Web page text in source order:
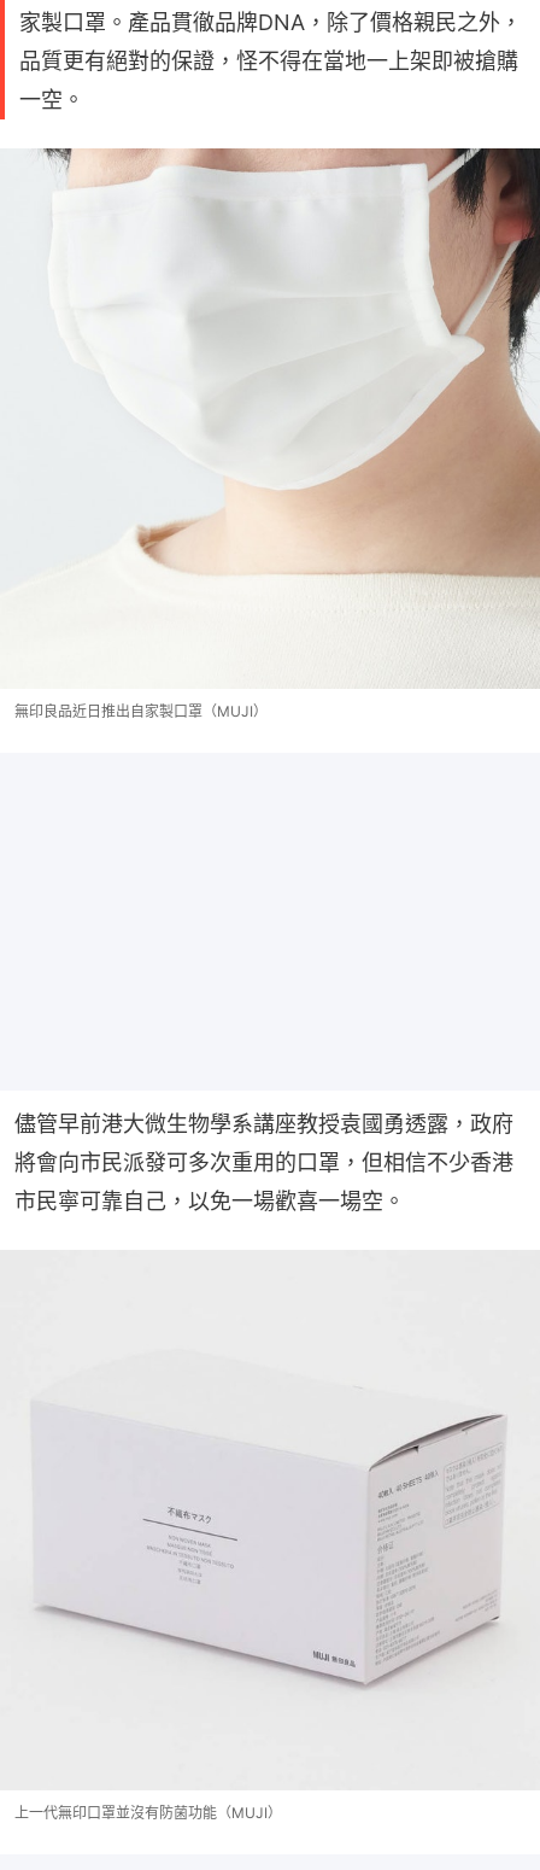
家製口罩。產品貫徹品牌DNA，除了價格親民之外，
品質更有絕對的保證，怪不得在當地一上架即被搶購
一空。
無印良品近日推出自家製口罩（MUJI）
儘管早前港大微生物學系講座教授袁國勇透露，政府
將會向市民派發可多次重用的口罩，但相信不少香港
市民寧可靠自己，以免一場歡喜一場空。
上一代無印口罩並沒有防菌功能（MUJI）